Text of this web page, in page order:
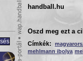
handball.hu
Oszd meg ezt a
Címkék:
mehlmann ibolya